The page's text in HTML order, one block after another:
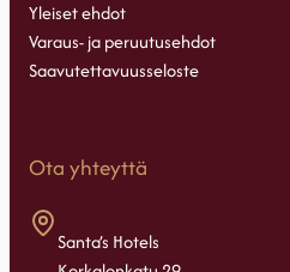
Yleiset ehdot
Varaus- ja peruutusehdot
Saavutettavuusseloste
Ota yhteyttä
Santa’s Hotels